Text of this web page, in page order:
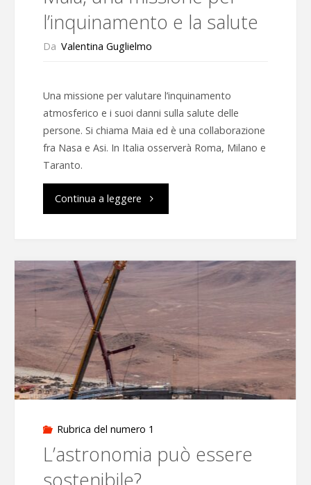
l’inquinamento e la salute
Da Valentina Guglielmo
Una missione per valutare l’inquinamento
atmosferico e i suoi danni sulla salute delle
persone. Si chiama Maia ed è una collaborazione
fra Nasa e Asi. In Italia osserverà Roma, Milano e
Taranto.
Continua a leggere"Maia,
missione
la
Rubrica del numero 1
L’astronomia può essere
sostenibile?